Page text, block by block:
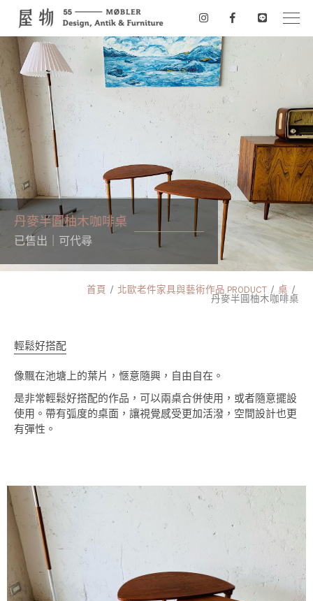
丹麥半圓柚木咖啡桌
已售出｜可代尋
首頁 北歐老件家具與藝術作品 PRODUCT
桌
丹麥半圓柚木咖啡桌
輕鬆好搭配
像飄在池塘上的葉片，愜意隨興，自由自在。
是非常輕鬆好搭配的作品，可以兩桌合併使用，或者隨意擺設
使用。帶有弧度的桌面，讓視覺感受更加活潑，空間設計也更
有彈性。